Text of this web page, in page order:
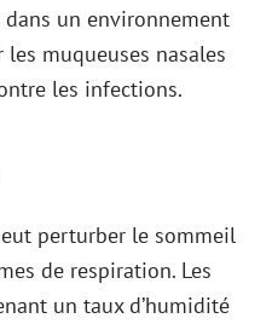
un environnement
muqueuses nasales
les infections.
perturber le sommeil
de respiration. Les
un taux d’humidité